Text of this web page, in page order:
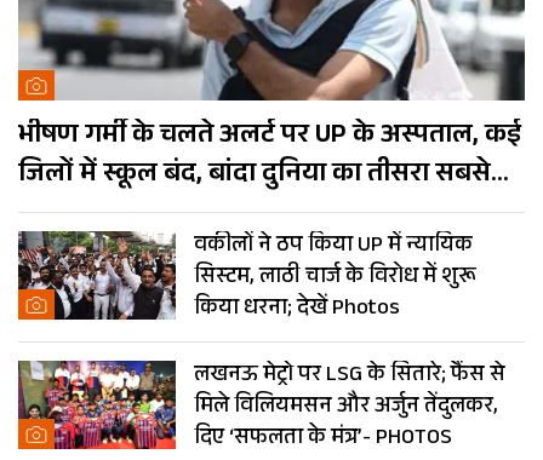
भीषण गर्मी के चलते अलर्ट पर UP के अस्पताल, कई
जिलों में स्कूल बंद, बांदा दुनिया का तीसरा सबसे
गर्म शहर
वकीलों ने ठप किया UP में न्यायिक
सिस्टम, लाठी चार्ज के विरोध में शुरू
किया धरना; देखें Photos
लखनऊ मेट्रो पर LSG के सितारे; फैंस से
मिले विलियमसन और अर्जुन तेंदुलकर,
दिए ‘सफलता के मंत्र’- PHOTOS